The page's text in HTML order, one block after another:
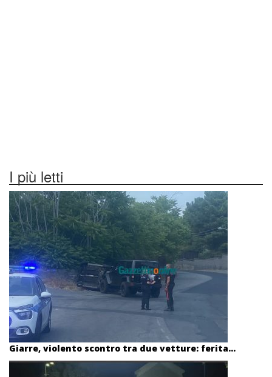
I più letti
Giarre, violento scontro tra due vetture: ferita...